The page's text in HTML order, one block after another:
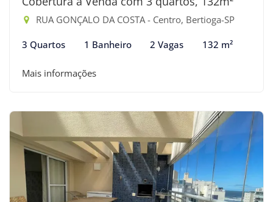
RUA GONÇALO DA COSTA - Centro, Bertioga-SP
3 Quartos 1 Banheiro 2 Vagas 132 m²
Mais informações